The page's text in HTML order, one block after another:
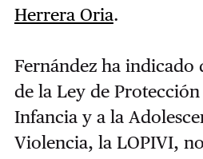
Herrera Oria.
Fernández ha indicado
de la Ley de
Infancia y a la
Violencia, la LOPIVI,